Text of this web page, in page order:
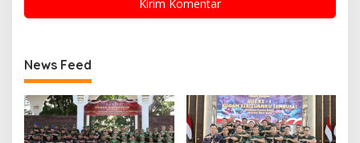
News Feed